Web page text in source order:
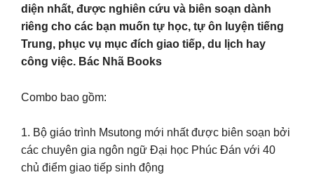
diện nhất, được nghiên cứu và biên soạn dành
riêng cho các bạn muốn tự học, tự ôn luyện tiếng
Trung, phục vụ mục đích giao tiếp, du lịch hay
công việc. Bác Nhã Books
Combo bao gồm:
1. Bộ giáo trình Msutong mới nhất được biên soạn bởi
các chuyên gia ngôn ngữ Đại học Phúc Đán với 40
chủ điểm giao tiếp sinh động